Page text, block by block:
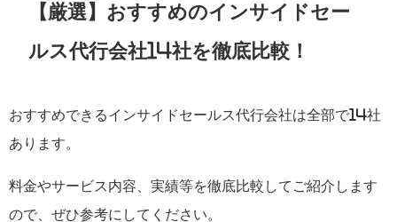
【厳選】おすすめのインサイドセー
ルス代行会社14社を徹底比較！
おすすめできるインサイドセールス代行会社は全部で14社
あります。
料金やサービス内容、実績等を徹底比較してご紹介します
ので、ぜひ参考にしてください。